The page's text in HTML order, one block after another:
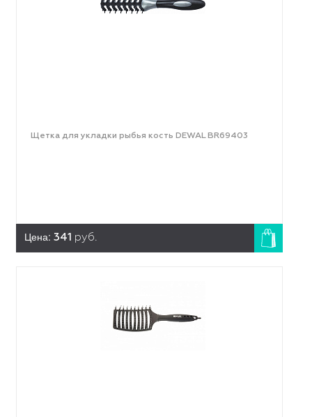
Щетка для укладки рыбья кость DEWAL BR69403
Цена: 341 руб.